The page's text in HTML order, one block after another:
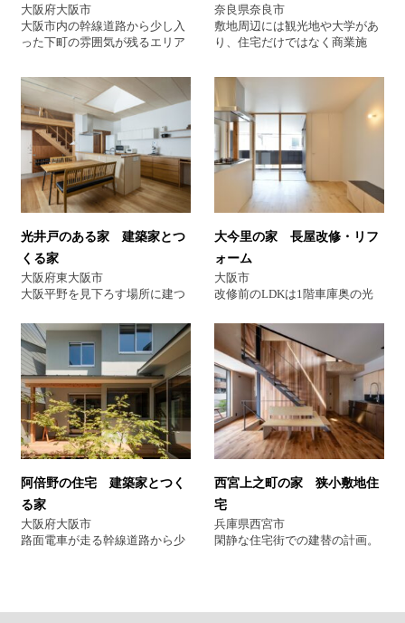
プルな家 ＃ 建築家大阪
＃ 注文住宅 ＃ 建築家住宅
大阪府大阪市
大阪市内の幹線道路から少し入
った下町の雰囲気が残るエリア
高層マンションからの視線、前
面道路からの騒音を考慮して、
道路側を思い切って閉じ、さら
に収納と水廻りを道路側に配し
て、喧騒から距離を取った静的
な内部空間を実現しました。そ
の分、ガレージは全面オープン
にし、車や趣味のアウトドア用
品の手入れなどを行う場とし
としています。 １階の２つのテ
ラスと吹抜けに開けられた開口
から採光と通風を確保し、さら
に内部の壁にも光と風を相互に
取り入れるための大小さまざま
とで、内外のスペースが連続す
る心地良い住まいとなっていま
す。 大阪 建築家 中平 勝
氏 建築家住宅 建築家とつ
くる家 建築家紹介
奈良県奈良市
敷地周辺には観光地や大学があ
り、住宅だけではなく商業施
リアに建つ住宅です。南北に約
30mもある細長い形状をしてい
る敷地で、ここに庭の要素をつ
くらずに開放的な住まいをつく
りたいという要望でした。 1階
には料理教室やイベントができ
るフリースペースとしてのパブ
リックな空間を、そして２階に
は夫婦のプライベートな空間を
さを存分に楽しんでもらうた
め、そしてまちとの距離感を操
作するスロープ空間を挿入する
ことで、まちに対して開くこと
と閉じることを両立させまし
が、光と風を呼び込むことで外
を感じることができる住まいに
なっています。 分類 建築家住
宅 建築家のつくる家 高級住
宅 建築家紹介
光井戸のある家 建築家とつ
くる家
大阪府東大阪市
大阪平野を見下ろす場所に建つ
ふさがるこの敷地で、家族の集
まるダイニングキッチンが朝も
自然光で明るくなるよう建物中
央に“光井戸”を配置しました。
”光井戸”は２階部分では家族の
図書室を明るくします。光を拡
散させるのための形状を利用し
てひな壇型の本棚を造り、思い
思いにくつろげる場所になって
います。 子どもたちがアクティ
ブに過ごせるよう、土間玄関と
リビングダイニングはフルオー
プンで繋がるようになっていま
す。個室以外の場所では家族が
大今里の家 長屋改修・リフ
ォーム
大阪市
改修前のLDKは1階車庫奥の光
が、改修後は2階にLDKとLDK
から続くテラスを計画し、家族
が集う場が明るい空間となるよ
うに改修しました。LDK〜テラ
ス上部は一体のアーチ天井とす
ることで、拡散光で満たされる
空間となり、ガラスの大開口に
より空間の拡がりを感じること
ができます。 AS 分類 建築
家とつくる家 建築家リフォー
ム 大阪 長屋リフォーム
阿倍野の住宅 建築家とつく
る家
大阪府大阪市
路面電車が走る幹線道路から少
西宮上之町の家 狭小敷地住
宅
兵庫県西宮市
閑静な住宅街での建替の計画。